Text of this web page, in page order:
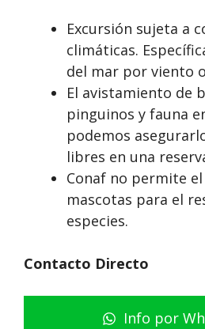
Excursión sujeta a
climáticas.
del mar por viento
El avistamiento de
pinguinos y fauna
podemos
libres en una
Conaf no permite
mascotas para el
especies.
Contacto Directo
Info por